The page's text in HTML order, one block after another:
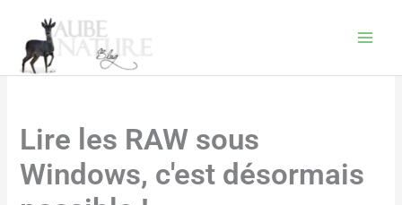
contenu
Lire les RAW sous
Windows, c'est désormais